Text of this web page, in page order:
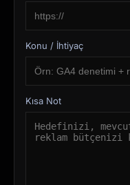
Konu / İhtiyaç
Kısa Not